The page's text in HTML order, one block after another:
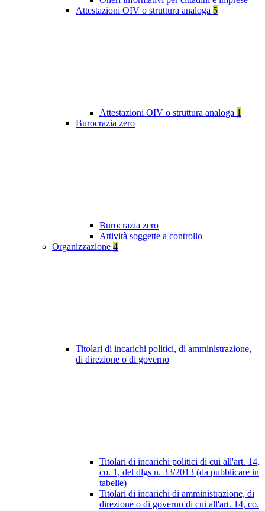
Attestazioni OIV o struttura analoga 5
Attestazioni OIV o struttura analoga 1
Burocrazia zero
Burocrazia zero
Attività soggette a controllo
Organizzazione 4
Titolari di incarichi politici, di amministrazione,
di direzione o di governo
Titolari di incarichi politici di cui all'art. 14,
co. 1, del dlgs n. 33/2013 (da pubblicare in
tabelle)
Titolari di incarichi di amministrazione, di
direzione o di governo di cui all'art. 14, co.